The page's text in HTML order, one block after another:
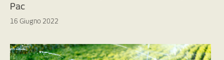
Pac
16 Giugno 2022